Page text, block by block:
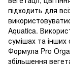
підходить для
Aquatica.
сумішах та інших
Формула Pro
збільшення